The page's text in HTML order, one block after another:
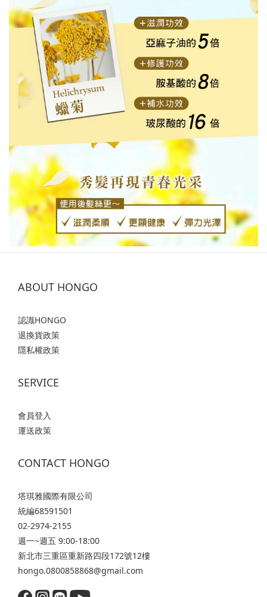
ABOUT HONGO
認識HONGO
退換貨政策
隱私權政策
SERVICE
會員登入
運送政策
CONTACT HONGO
塔琪雅國際有限公司
統編68591501
02-2974-2155
週一~週五 9:00-18:00
新北市三重區重新路四段172號12樓
hongo.0800858868@gmail.com